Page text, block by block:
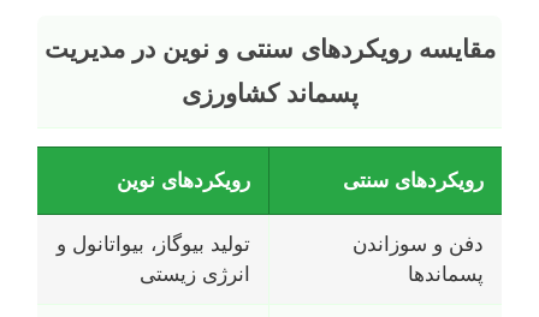
مقایسه رویکردهای سنتی و نوین در مدیریت
پسماند کشاورزی
رویکردهای سنتی رویکردهای نوین
دفن و سوزاندن
پسماندها
تولید بیوگاز، بیواتانول و
انرژی زیستی